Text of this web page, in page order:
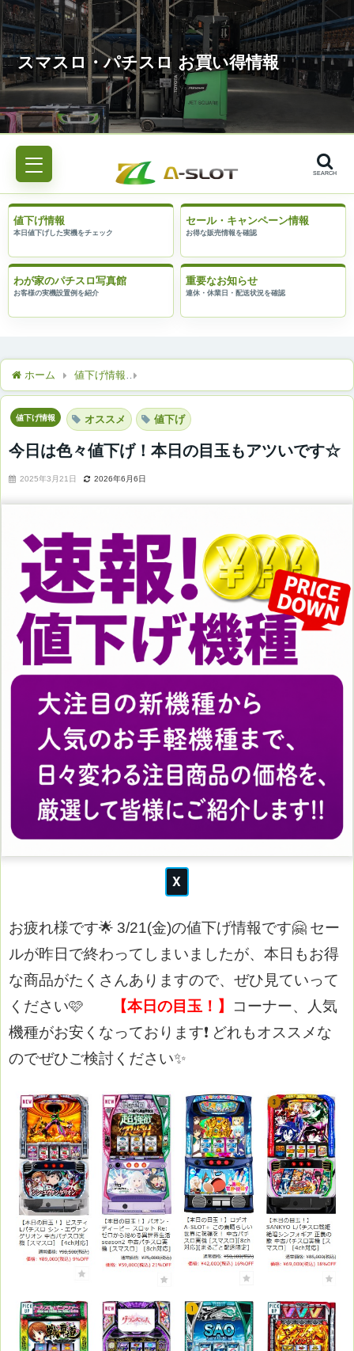
SEARCH
値下げ情報 セール・キャンペーン情報
わが家のパチスロ写真館 重要なお知らせ
ホーム 値下げ情報
値下げ情報 オススメ 値下げ
今日は色々値下げ！本日の目玉もアツいです☆
2025年3月21日 2026年6月6日
お疲れ様です🌟 3/21(金)の値下げ情報です🤗 セー
ルが昨日で終わってしまいましたが、本日もお得
な商品がたくさんありますので、ぜひ見ていって
ください🩷
【本日の目玉！】
コーナー、人気
機種がお安くなっております❗ どれもオススメな
のでぜひご検討ください✨